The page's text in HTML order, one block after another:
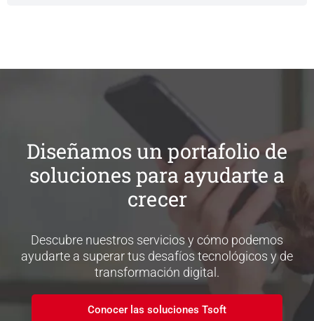
Diseñamos un portafolio de
soluciones para ayudarte a
crecer
Descubre nuestros servicios y cómo podemos
ayudarte a superar tus desafíos tecnológicos y de
transformación digital.
Conocer las soluciones Tsoft